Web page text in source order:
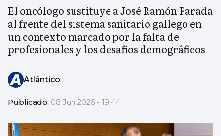
El oncólogo sustituye a José Ramón Parada
al frente del sistema sanitario gallego en
un contexto marcado por la falta de
profesionales y los desafíos demográficos
Atlántico
Publicado: 08 Jun 2026 - 19:44